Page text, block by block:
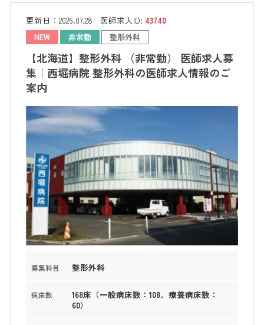
更新日： 2026.07.28 医師求人ID: 43740
NEW 非常勤 整形外科
【北海道】整形外科 （非常勤） 医師求人募
集｜西堀病院 整形外科の医師求人情報のご
案内
募集科目 整形外科
病床数
168床（一般病床数：108、療養病床数：
60）